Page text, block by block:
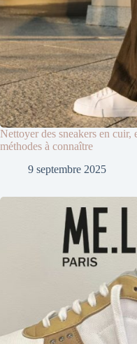
Nettoyer des sneakers en
méthodes à connaître
9 septembre 2025